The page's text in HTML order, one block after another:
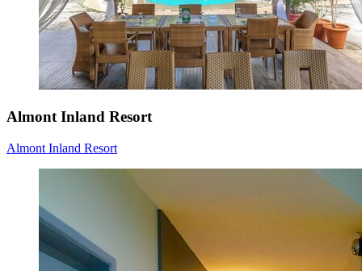
Almont Inland Resort
Almont Inland Resort